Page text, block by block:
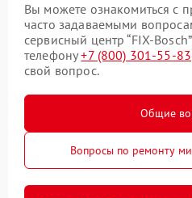
Вы можете ознакомиться с
часто задаваемыми
сервисный центр “FIX-
телефону+7 (800) 301-55-83
свой вопрос.
Общие
Вопросы по ремонту